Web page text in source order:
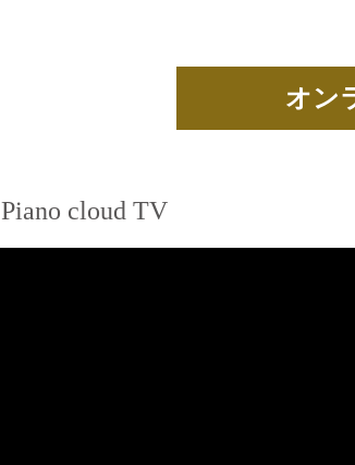
オン
Piano cloud TV